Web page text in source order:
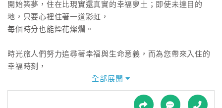
特
色
民
球
開始築夢，住在比現實還真實的幸福夢土；即使未達目的
地，只要心裡住著一道彩虹，
每個時分也能煙花燦爛。
時光旅人們努力追尋著幸福與生命意義，而為您帶來入住的
幸福時刻，
是La Palette的榮幸與心願！但我們的遠景與使命更放遠於回
到生活軌道的旅人們，
能充滿著正面溫柔的光芒與築夢的動力，來完成自己人生的
全部展開